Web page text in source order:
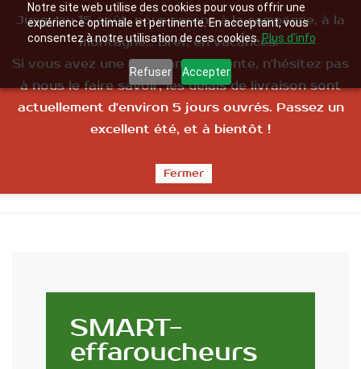
Notre site web utilise des cookies pour vous offrir une
expérience optimale et pertinente. En acceptant, vous
consentez à notre utilisation de ces cookies.Plus d'info
Refuser Accepter
Connectez-vous Inscrivez-vous
La technologie au service de l'agriculture
SMART-
effaroucheurs
Jusqu'au 15 août, nous serons à la campagne, à la
montagne… Bref, en vacances.
Si vous avez une commande urgente, n'hésitez pas
à nous le faire savoir; les délais de livraison sont
actuellement d'environ 5 jours ouvrés. Passez un
excellent été, et à bientôt !
Fermer